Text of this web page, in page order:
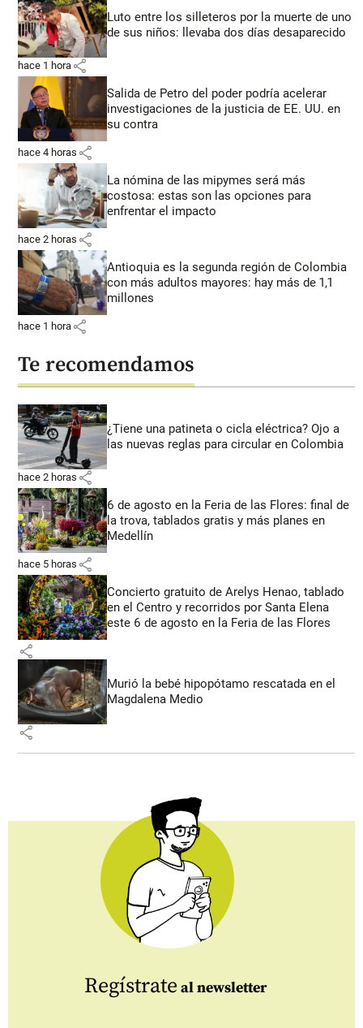
Luto entre los silleteros por la muerte de uno
de sus niños: llevaba dos días desaparecido
hace 1 hora share
Salida de Petro del poder podría acelerar
investigaciones de la justicia de EE. UU. en
su contra
hace 4 horas share
La nómina de las mipymes será más
costosa: estas son las opciones para
enfrentar el impacto
hace 2 horas share
Antioquia es la segunda región de Colombia
con más adultos mayores: hay más de 1,1
millones
hace 1 hora share
Te recomendamos
¿Tiene una patineta o cicla eléctrica? Ojo a
las nuevas reglas para circular en Colombia
hace 2 horas share
6 de agosto en la Feria de las Flores: final de
la trova, tablados gratis y más planes en
Medellín
hace 5 horas share
Concierto gratuito de Arelys Henao, tablado
en el Centro y recorridos por Santa Elena
este 6 de agosto en la Feria de las Flores
share
Murió la bebé hipopótamo rescatada en el
Magdalena Medio
share
Regístrate al newsletter